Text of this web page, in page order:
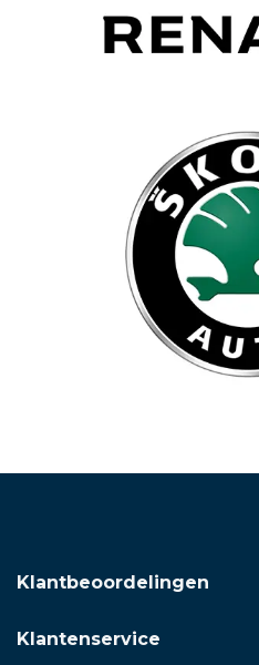
Klantbeoordelingen
Klantenservice